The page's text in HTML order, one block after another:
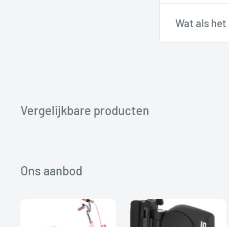
Ja, je hebt
zijn voor
Wat als
Geen
Vergelijkbare producten
Ons aanbod